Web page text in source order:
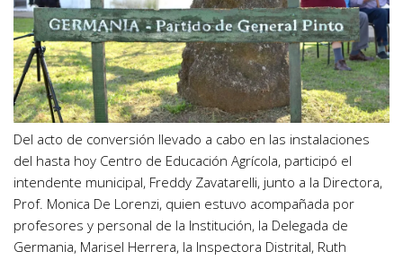
Del acto de conversión llevado a cabo en las instalaciones
del hasta hoy Centro de Educación Agrícola, participó el
intendente municipal, Freddy Zavatarelli, junto a la Directora,
Prof. Monica De Lorenzi, quien estuvo acompañada por
profesores y personal de la Institución, la Delegada de
Germania, Marisel Herrera, la Inspectora Distrital, Ruth